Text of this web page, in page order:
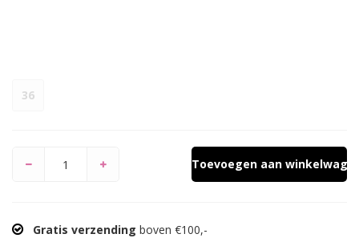
36
Toevoegen aan
Gratis verzending boven €100,-